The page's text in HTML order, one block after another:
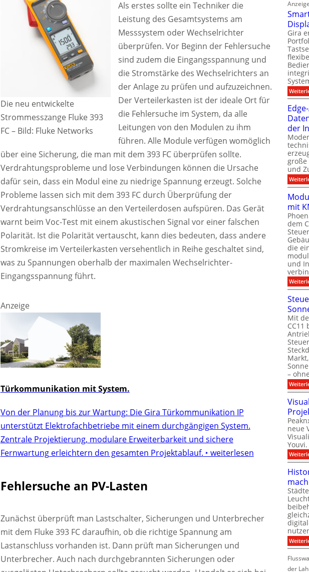
Die neu entwickelte
Strommesszange Fluke 393
FC– Bild: Fluke Networks
Als erstes sollte ein Techniker die
Leistung des Gesamtsystems am
Messsystem oder Wechselrichter
überprüfen. Vor Beginn der Fehlersuche
sind zudem die Eingangsspannung und
die Stromstärke des Wechselrichters an
der Anlage zu prüfen und aufzuzeichnen.
Der Verteilerkasten ist der ideale Ort für
die Fehlersuche im System, da alle
Leitungen von den Modulen zu ihm
führen. Alle Module verfügen womöglich
über eine Sicherung, die man mit dem 393 FC überprüfen sollte.
Verdrahtungsprobleme und lose Verbindungen können die Ursache
dafür sein, dass ein Modul eine zu niedrige Spannung erzeugt. Solche
Probleme lassen sich mit dem 393 FC durch Überprüfung der
Verdrahtungsanschlüsse an den Verteilerdosen aufspüren. Das Gerät
warnt beim Voc-Test mit einem akustischen Signal vor einer falschen
Polarität. Ist die Polarität vertauscht, kann dies bedeuten, dass andere
Stromkreise im Verteilerkasten versehentlich in Reihe geschaltet sind,
was zu Spannungen oberhalb der maximalen Wechselrichter-
Eingangsspannung führt.
Anzeige
Türkommunikation mit System.
Von der Planung bis zur Wartung: Die Gira Türkommunikation IP
unterstützt Elektrofachbetriebe mit einem durchgängigen System.
Zentrale Projektierung, modulare Erweiterbarkeit und sichere
Fernwartung erleichtern den gesamten Projektablauf. ‣ weiterlesen
Fehlersuche an PV-Lasten
Zunächst überprüft man Lastschalter, Sicherungen und Unterbrecher
mit dem Fluke 393 FC daraufhin, ob die richtige Spannung am
Lastanschluss vorhanden ist. Dann prüft man Sicherungen und
Unterbrecher. Auch nach durchgebrannten Sicherungen oder
Anzeige
Gira
der
große
und
mit
dem
die
und
Mit
CC11
–
neue
Youvi.
der